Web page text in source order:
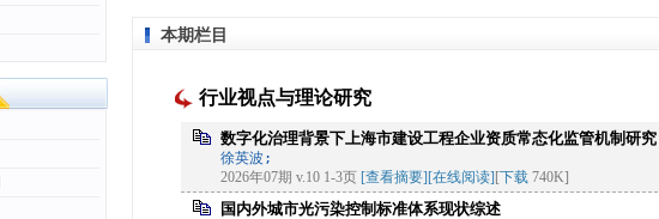
本期栏目
行业视点与理论研究
数字化治理背景下上海市建设工程企业资质常态化监管机制研究
徐英波;
2026年07期 v.10 1-3页 [查看摘要][在线阅读] [下载 740K]
国内外城市光污染控制标准体系现状综述